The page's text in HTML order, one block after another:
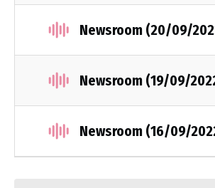
Newsroom (20/09/
Newsroom (19/09/
Newsroom (16/09/